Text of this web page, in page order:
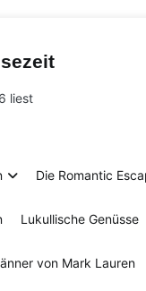
liest
Die Romantic
Lukullische Genüsse
von Mark Lauren